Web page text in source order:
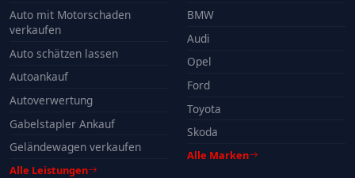
Auto mit Motorschaden
verkaufen
Auto schätzen lassen
Autoankauf
Autoverwertung
Gabelstapler Ankauf
Geländewagen verkaufen
Alle Leistungen
BMW
Audi
Opel
Ford
Toyota
Skoda
Alle Marken